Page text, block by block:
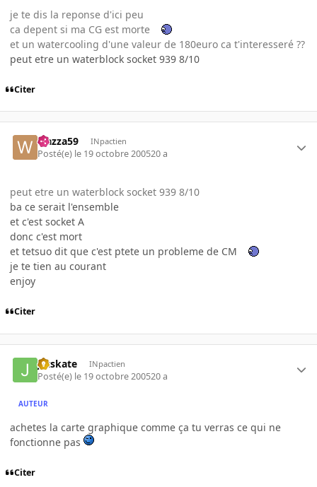
je te dis la reponse d'ici peu
ca depent si ma CG est morte
et un watercooling d'une valeur de 180euro ca t'interesseré ??
peut etre un waterblock socket 939 8/10
Citer
wazza59 INpactien
Posté(e) le 19 octobre 200520 a
peut etre un waterblock socket 939 8/10
ba ce serait l'ensemble
et c'est socket A
donc c'est mort
et tetsuo dit que c'est ptete un probleme de CM
je te tien au courant
enjoy
Citer
jetskate INpactien
Posté(e) le 19 octobre 200520 a
AUTEUR
achetes la carte graphique comme ça tu verras ce qui ne
fonctionne pas
Citer